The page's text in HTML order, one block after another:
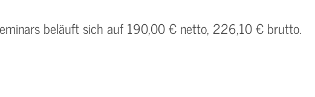
beläuft sich auf 190,00 € netto, 226,10 € brutto.